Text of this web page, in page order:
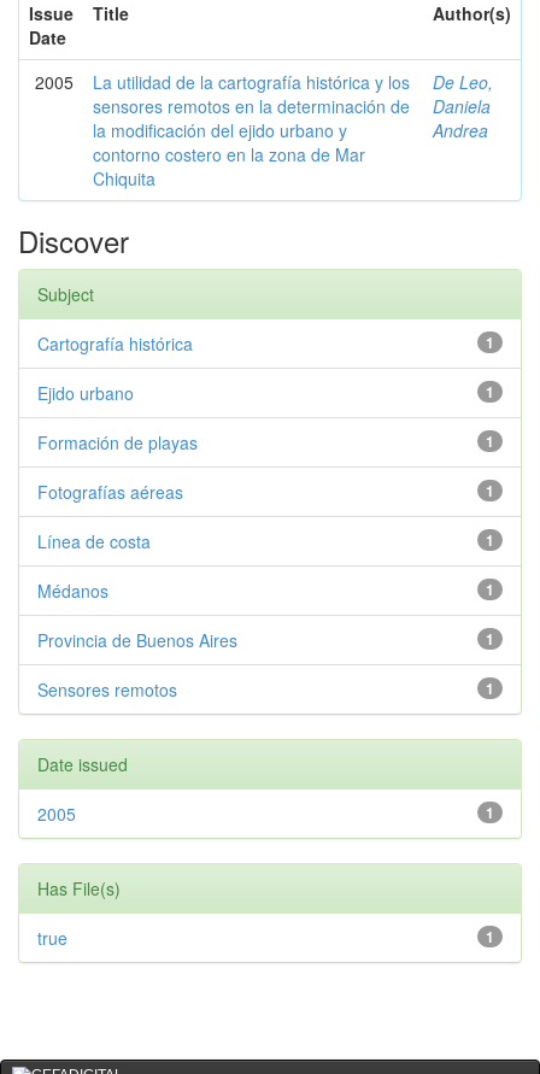
Issue
Date
Title Author(s)
2005
La utilidad de la cartografía histórica y los
sensores remotos en la determinación de
la modificación del ejido urbano y
contorno costero en la zona de Mar
Chiquita
De Leo,
Daniela
Andrea
Discover
Subject
1
Cartografía histórica
1
Ejido urbano
1
Formación de playas
1
Fotografías aéreas
1
Línea de costa
1
Médanos
1
Provincia de Buenos Aires
1
Sensores remotos
Date issued
1
2005
Has File(s)
1
true